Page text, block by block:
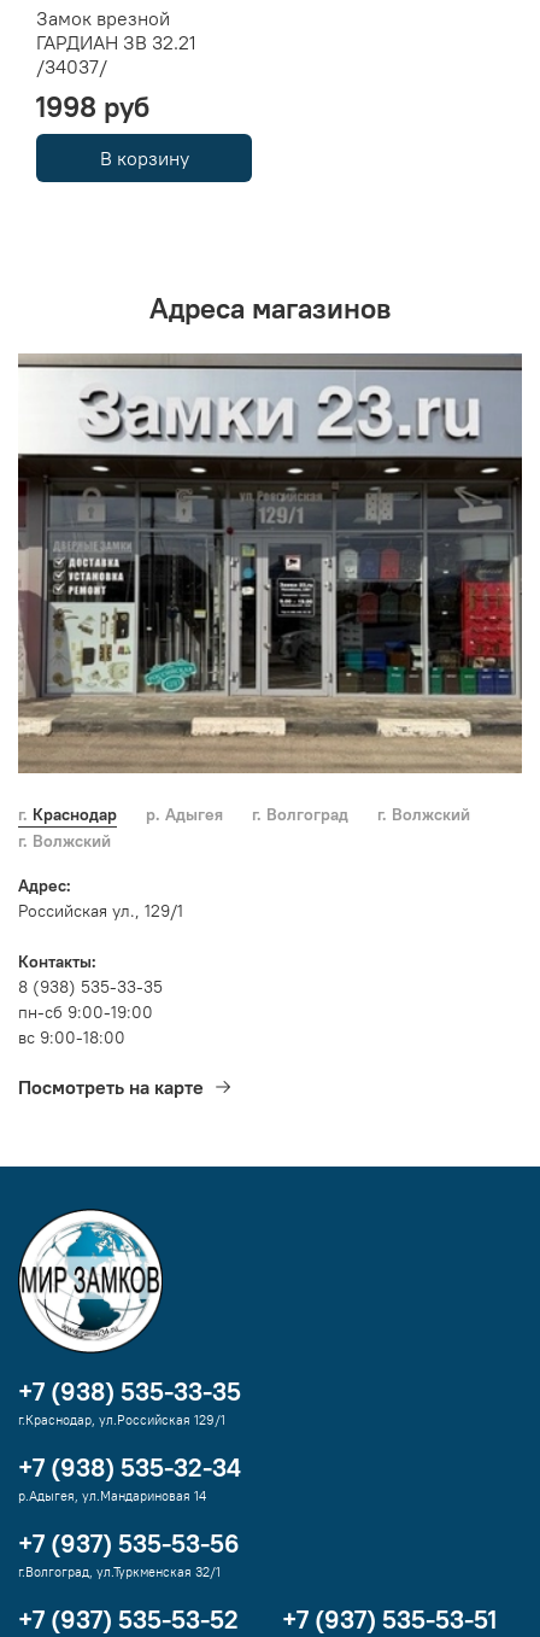
Замок врезной
ГАРДИАН ЗВ 32.21
/34037/
1998 руб
В корзину
Адреса магазинов
г. Краснодар р. Адыгея г. Волгоград
г. Волжский
г. Волжский
Адрес:
Российская ул., 129/1
Контакты:
8 (938) 535-33-35
пн-сб 9:00-19:00
вс 9:00-18:00
Посмотреть на карте
+7 (938) 535-33-35
г.Краснодар, ул.Российская 129/1
+7 (938) 535-32-34
р.Адыгея, ул.Мандариновая 14
+7 (937) 535-53-56
г.Волгоград, ул.Туркменская 32/1
+7 (937) 535-53-52 +7 (937) 535-53-51